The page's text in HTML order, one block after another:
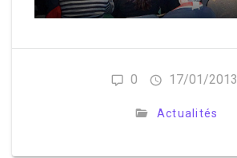
0 17/01/2013
Actualités